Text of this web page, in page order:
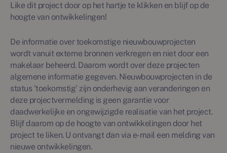
Like dit project door op het hartje te klikken en blijf op de
hoogte van ontwikkelingen!
De informatie over toekomstige nieuwbouwprojecten
wordt vanuit externe bronnen verkregen en niet door een
makelaar beheerd. Daarom wordt over deze projecten
algemene informatie gegeven. Nieuwbouwprojecten in de
status 'toekomstig' zijn onderhevig aan veranderingen en
deze projectvermelding is geen garantie voor
daadwerkelijke en ongewijzigde realisatie van het project.
Blijf daarom op de hoogte van ontwikkelingen door het
project te liken. U ontvangt dan via e-mail een melding van
nieuwe ontwikkelingen.